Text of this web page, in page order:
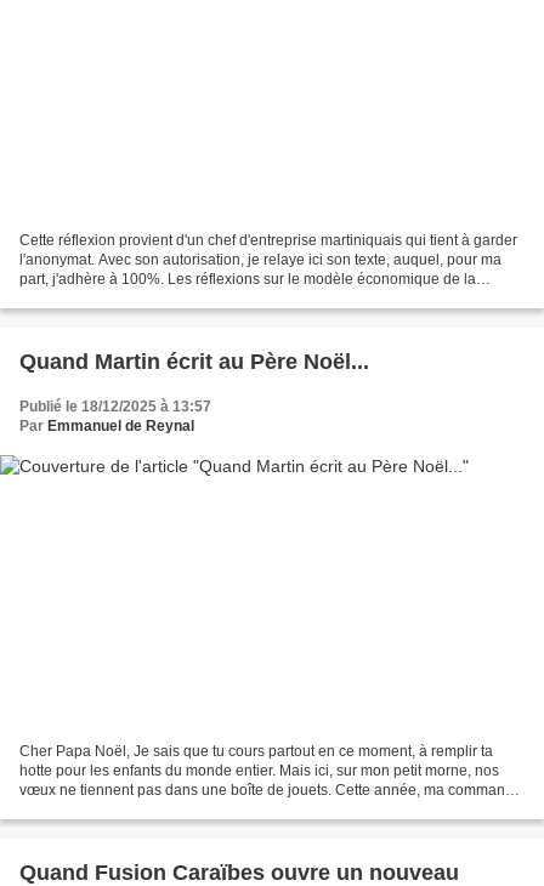
Cette réflexion provient d'un chef d'entreprise martiniquais qui tient à garder
l'anonymat. Avec son autorisation, je relaye ici son texte, auquel, pour ma
part, j'adhère à 100%. Les réflexions sur le modèle économique de la
Quand Martin écrit au Père Noël...
Publié le 18/12/2025 à 13:57
Par Emmanuel de Reynal
Cher Papa Noël, Je sais que tu cours partout en ce moment, à remplir ta
hotte pour les enfants du monde entier. Mais ici, sur mon petit morne, nos
vœux ne tiennent pas dans une boîte de jouets. Cette année, ma commande
Quand Fusion Caraïbes ouvre un nouveau